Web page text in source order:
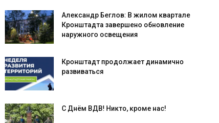
Александр Беглов: В жилом квартале
Кронштадта завершено обновление
наружного освещения
Кронштадт продолжает динамично
развиваться
С Днём ВДВ! Никто, кроме нас!